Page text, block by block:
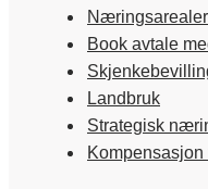
Næringsarealer
Book avtale
Landbruk
Strategisk